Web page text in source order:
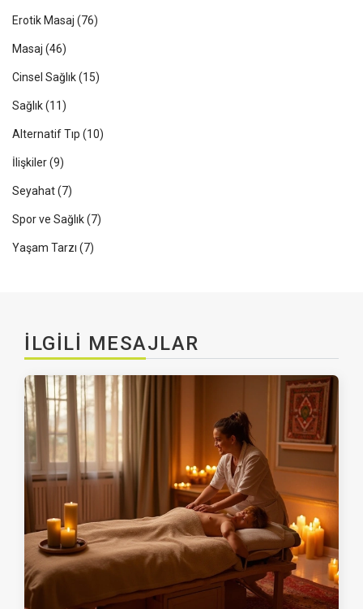
Erotik Masaj (76)
Masaj (46)
Cinsel Sağlık(15)
Sağlık(11)
Alternatif Tıp (10)
İlişkiler(9)
Seyahat(7)
Spor ve Sağlık(7)
Yaşam Tarzı (7)
İLGILI MESAJLAR